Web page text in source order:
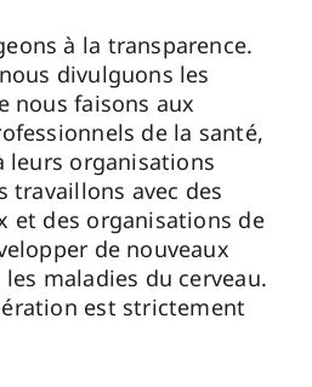
à la transparence.
divulguons les
nous faisons aux
de la santé,
leurs organisations
travaillons avec des
et des organisations de
de nouveaux
maladies du cerveau.
est strictement